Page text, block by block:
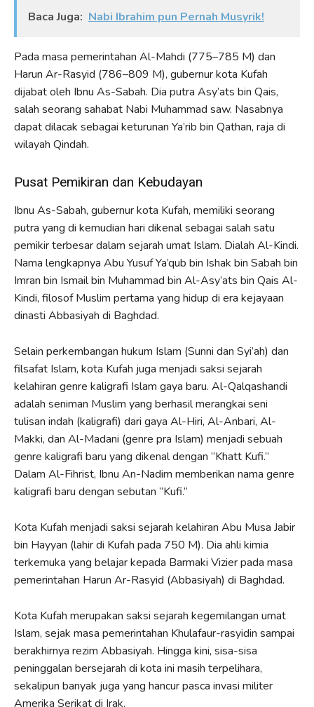
Baca Juga: Nabi Ibrahim pun Pernah Musyrik!
Pada masa pemerintahan Al-Mahdi (775–785 M) dan
Harun Ar-Rasyid (786–809 M), gubernur kota Kufah
dijabat oleh Ibnu As-Sabah. Dia putra Asy’ats bin Qais,
salah seorang sahabat Nabi Muhammad saw. Nasabnya
dapat dilacak sebagai keturunan Ya’rib bin Qathan, raja di
wilayah Qindah.
Pusat Pemikiran dan Kebudayan
Ibnu As-Sabah, gubernur kota Kufah, memiliki seorang
putra yang di kemudian hari dikenal sebagai salah satu
pemikir terbesar dalam sejarah umat Islam. Dialah Al-Kindi.
Nama lengkapnya Abu Yusuf Ya’qub bin Ishak bin Sabah bin
Imran bin Ismail bin Muhammad bin Al-Asy’ats bin Qais Al-
Kindi, filosof Muslim pertama yang hidup di era kejayaan
dinasti Abbasiyah di Baghdad.
Selain perkembangan hukum Islam (Sunni dan Syi’ah) dan
filsafat Islam, kota Kufah juga menjadi saksi sejarah
kelahiran genre kaligrafi Islam gaya baru. Al-Qalqashandi
adalah seniman Muslim yang berhasil merangkai seni
tulisan indah (kaligrafi) dari gaya Al-Hiri, Al-Anbari, Al-
Makki, dan Al-Madani (genre pra Islam) menjadi sebuah
genre kaligrafi baru yang dikenal dengan ”Khatt Kufi.”
Dalam Al-Fihrist, Ibnu An-Nadim memberikan nama genre
kaligrafi baru dengan sebutan ”Kufi.”
Kota Kufah menjadi saksi sejarah kelahiran Abu Musa Jabir
bin Hayyan (lahir di Kufah pada 750 M). Dia ahli kimia
terkemuka yang belajar kepada Barmaki Vizier pada masa
pemerintahan Harun Ar-Rasyid (Abbasiyah) di Baghdad.
Kota Kufah merupakan saksi sejarah kegemilangan umat
Islam, sejak masa pemerintahan Khulafaur-rasyidin sampai
berakhirnya rezim Abbasiyah. Hingga kini, sisa-sisa
peninggalan bersejarah di kota ini masih terpelihara,
sekalipun banyak juga yang hancur pasca invasi militer
Amerika Serikat di Irak.